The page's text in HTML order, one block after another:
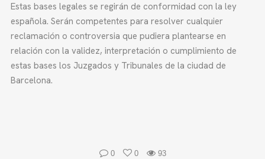
Estas bases legales se regirán de conformidad con la ley
española. Serán competentes para resolver cualquier
reclamación o controversia que pudiera plantearse en
relación con la validez, interpretación o cumplimiento de
estas bases los Juzgados y Tribunales de la ciudad de
Barcelona.
0 0 93